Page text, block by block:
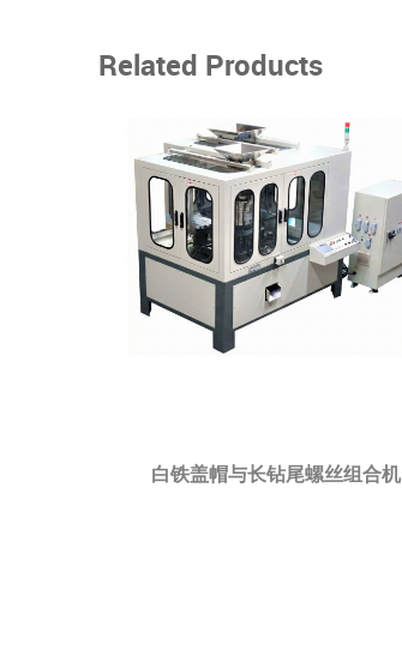
Related Products
白铁盖帽与长钻尾螺丝组合机